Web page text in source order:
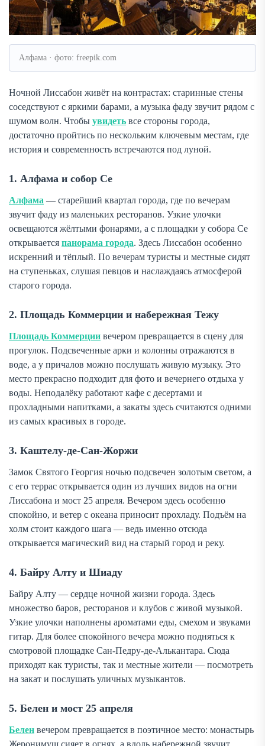
Алфама · фото: freepik.com
Ночной Лиссабон живёт на контрастах: старинные стены
соседствуют с яркими барами, а музыка фаду звучит рядом с
шумом волн. Чтобы увидеть все стороны города,
достаточно пройтись по нескольким ключевым местам, где
история и современность встречаются под луной.
1. Алфама и собор Се
Алфама — старейший квартал города, где по вечерам
звучит фаду из маленьких ресторанов. Узкие улочки
освещаются жёлтыми фонарями, а с площадки у собора Се
открывается панорама города. Здесь Лиссабон особенно
искренний и тёплый. По вечерам туристы и местные сидят
на ступеньках, слушая певцов и наслаждаясь атмосферой
старого города.
2. Площадь Коммерции и набережная Тежу
Площадь Коммерции вечером превращается в сцену для
прогулок. Подсвеченные арки и колонны отражаются в
воде, а у причалов можно послушать живую музыку. Это
место прекрасно подходит для фото и вечернего отдыха у
воды. Неподалёку работают кафе с десертами и
прохладными напитками, а закаты здесь считаются одними
из самых красивых в городе.
3. Каштелу-де-Сан-Жоржи
Замок Святого Георгия ночью подсвечен золотым светом, а
с его террас открывается один из лучших видов на огни
Лиссабона и мост 25 апреля. Вечером здесь особенно
спокойно, и ветер с океана приносит прохладу. Подъём на
холм стоит каждого шага — ведь именно отсюда
открывается магический вид на старый город и реку.
4. Байру Алту и Шиаду
Байру Алту — сердце ночной жизни города. Здесь
множество баров, ресторанов и клубов с живой музыкой.
Узкие улочки наполнены ароматами еды, смехом и звуками
гитар. Для более спокойного вечера можно подняться к
смотровой площадке Сан-Педру-де-Алькантара. Сюда
приходят как туристы, так и местные жители — посмотреть
на закат и послушать уличных музыкантов.
5. Белен и мост 25 апреля
Белен вечером превращается в поэтичное место: монастырь